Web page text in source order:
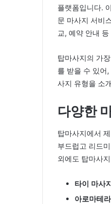
플랫폼입니다.
문 마사지 서비
교, 예약 안내
탑마사지의 가
를 받을 수 있어
사지 유형을 소
다양한
탑마사지에서
부드럽고 리드
외에도 탑마사
타이 마사
아로마테